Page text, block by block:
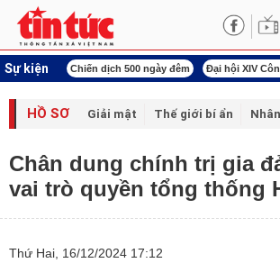
Sự kiện
ngày đêm Đại hội XIV Công đoàn Việt Nam World
HỒ SƠ Giải mật Thế giới bí ẩn
Chân dung chính trị gia
vai trò quyền tổng thống
Thứ Hai, 16/12/2024 17:12